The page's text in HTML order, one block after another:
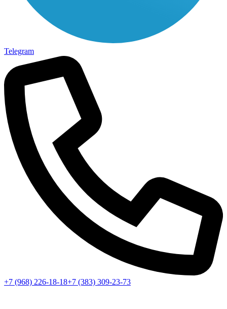
Telegram
+7 (968) 226-18-18+7 (383) 309-23-73